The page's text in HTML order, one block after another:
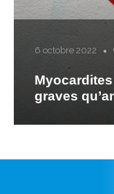
6 octobre 2022
graves